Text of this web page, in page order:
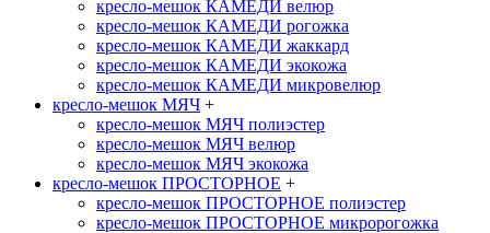
кресло-мешок КАМЕДИ велюр
кресло-мешок КАМЕДИ рогожка
кресло-мешок КАМЕДИ жаккард
кресло-мешок КАМЕДИ экокожа
кресло-мешок КАМЕДИ микровелюр
кресло-мешок МЯЧ +
кресло-мешок МЯЧ полиэстер
кресло-мешок МЯЧ велюр
кресло-мешок МЯЧ экокожа
кресло-мешок ПРОСТОРНОЕ +
кресло-мешок ПРОСТОРНОЕ полиэстер
кресло-мешок ПРОСТОРНОЕ микророгожка